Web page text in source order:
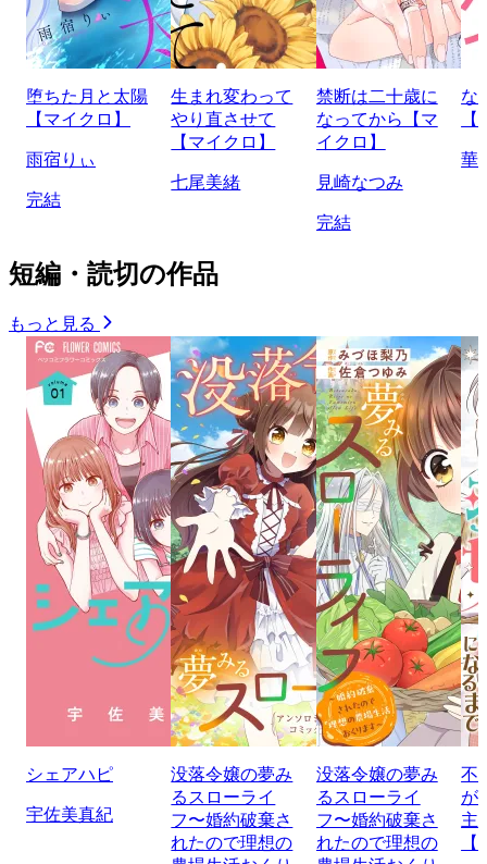
堕ちた月と太陽
【マイクロ】
雨宿りぃ
完結
生まれ変わって
やり直させて
【マイクロ】
七尾美緒
禁断は二十歳に
なってから【マ
イクロ】
見崎なつみ
完結
な
華
短編・読切の作品
もっと見る
シェアハピ
宇佐美真紀
没落令嬢の夢み
るスローライ
フ〜婚約破棄さ
れたので理想の
没落令嬢の夢み
るスローライ
フ〜婚約破棄さ
れたので理想の
不
が
主